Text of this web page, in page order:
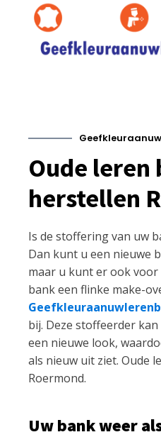
Oude leren
herstellen
Is de stoffering van uw
Dan kunt u een nieuwe
maar u kunt er ook voor
bank een flinke make-
bij. Deze stoffeerder
een nieuwe look,
als nieuw uit ziet. Oude
Roermond.
Uw bank weer